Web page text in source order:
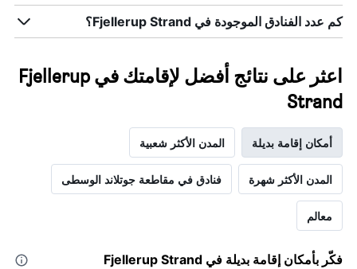
كم عدد الفنادق الموجودة في Fjellerup Strand؟
اعثر على نتائج أفضل لإقامتك في Fjellerup
Strand
أمكان إقامة بديلة المدن الأكثر شعبية
المدن الأكثر شهرة فنادق في مقاطعة جوتلاند الوسطى
معالم
فكّر بأمكان إقامة بديلة في Fjellerup Strand